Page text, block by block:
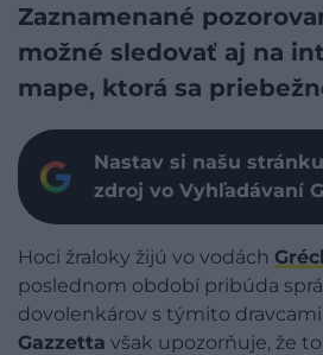
Zaznamenané
možné sledovať aj na
mape, ktorá sa
Nastav si našu
zdroj vo Vyhľadávaní
Hoci žraloky žijú vo vodách
poslednom období pribúda
dovolenkárov s týmito
Gazzetta však upozorňuje, že